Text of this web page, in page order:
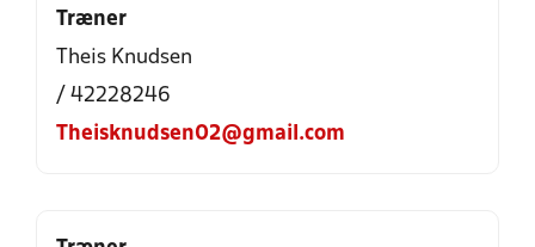
Træner
Theis Knudsen
/ 42228246
Theisknudsen02@gmail.com